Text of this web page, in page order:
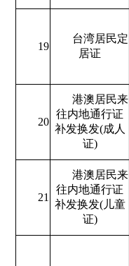
19
台湾居民定
居证
20
港澳居民来
往内地通行证
补发换发(成人
证)
21
港澳居民来
往内地通行证
补发换发(儿童
证)